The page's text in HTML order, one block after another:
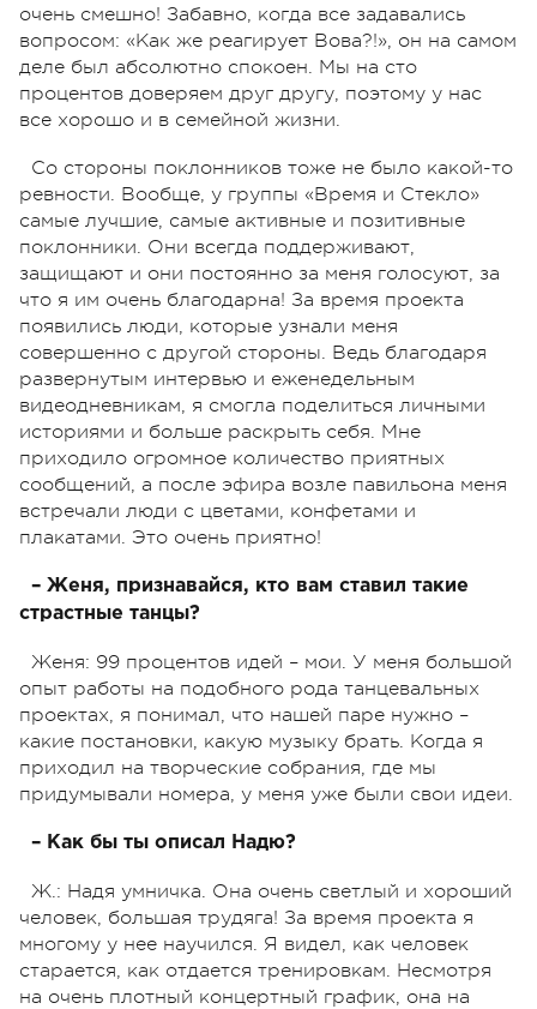
очень смешно! Забавно, когда все задавались
вопросом: «Как же реагирует Вова?!», он на самом
деле был абсолютно спокоен. Мы на сто
процентов доверяем друг другу, поэтому у нас
все хорошо и в семейной жизни.
Со стороны поклонников тоже не было какой-то
ревности. Вообще, у группы «Время и Стекло»
самые лучшие, самые активные и позитивные
поклонники. Они всегда поддерживают,
защищают и они постоянно за меня голосуют, за
что я им очень благодарна! За время проекта
появились люди, которые узнали меня
совершенно с другой стороны. Ведь благодаря
развернутым интервью и еженедельным
видеодневникам, я смогла поделиться личными
историями и больше раскрыть себя. Мне
приходило огромное количество приятных
сообщений, а после эфира возле павильона меня
встречали люди с цветами, конфетами и
плакатами. Это очень приятно!
– Женя, признавайся, кто вам ставил такие
страстные танцы?
Женя: 99 процентов идей – мои. У меня большой
опыт работы на подобного рода танцевальных
проектах, я понимал, что нашей паре нужно –
какие постановки, какую музыку брать. Когда я
приходил на творческие собрания, где мы
придумывали номера, у меня уже были свои идеи.
– Как бы ты описал Надю?
Ж.: Надя умничка. Она очень светлый и хороший
человек, большая трудяга! За время проекта я
многому у нее научился. Я видел, как человек
старается, как отдается тренировкам. Несмотря
на очень плотный концертный график, она на